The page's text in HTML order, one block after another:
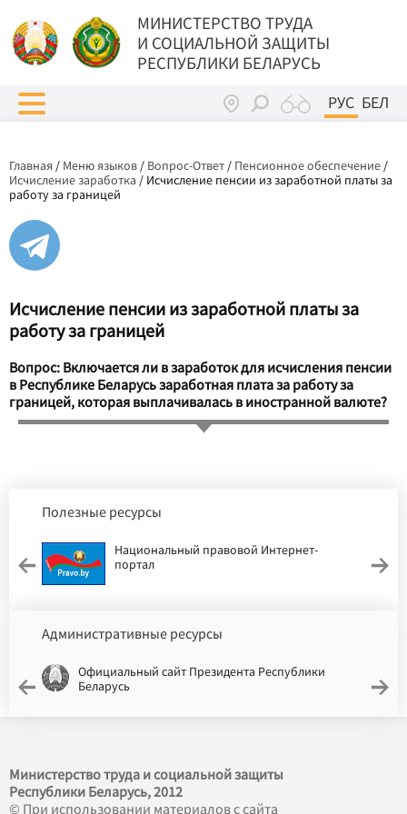
МИНИСТЕРСТВО ТРУДА
И СОЦИАЛЬНОЙ ЗАЩИТЫ
РЕСПУБЛИКИ БЕЛАРУСЬ
РУС БЕЛ
Главная / Меню языков / Вопрос-Ответ / Пенсионное обеспечение /
Исчисление заработка / Исчисление пенсии из заработной платы за
работу за границей
Исчисление пенсии из заработной платы за
работу за границей
Вопрос: Включается ли в заработок для исчисления пенсии
в Республике Беларусь заработная плата за работу за
границей, которая выплачивалась в иностранной валюте?
Полезные ресурсы
Национальный правовой Интернет-
портал
Административные ресурсы
Официальный сайт Президента Республики
Беларусь
Министерство труда и социальной защиты
Республики Беларусь, 2012
© При использовании материалов с сайта